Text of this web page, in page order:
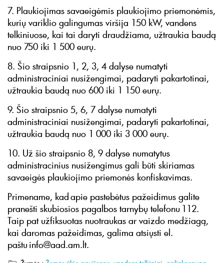
7. Plaukiojimas savaeigėmis plaukiojimo priemonėmis,
kurių variklio galingumas viršija 150 kW, vandens
telkiniuose, kai tai daryti draudžiama, užtraukia baudą
nuo 750 iki 1 500 eurų.
8. Šio straipsnio 1, 2, 3, 4 dalyse numatyti
administraciniai nusižengimai, padaryti pakartotinai,
užtraukia baudą nuo 600 iki 1 150 eurų.
9. Šio straipsnio 5, 6, 7 dalyse numatyti
administraciniai nusižengimai, padaryti pakartotinai,
užtraukia baudą nuo 1 000 iki 3 000 eurų.
10. Už šio straipsnio 8, 9 dalyse numatytus
administracinius nusižengimus gali būti skiriamas
savaeigės plaukiojimo priemonės konfiskavimas.
Primename, kad apie pastebėtus pažeidimus galite
pranešti skubiosios pagalbos tarnybų telefonu 112.
Taip pat užfiksuotas nuotraukas ar vaizdo medžiagą,
kai daromas pažeidimas, galima atsiųsti el.
paštu info@aad.am.lt.